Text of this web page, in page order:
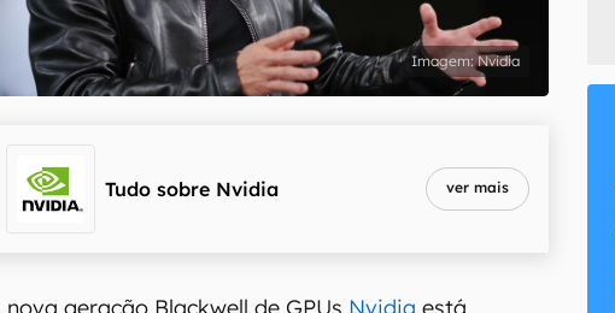
Nvidia
Tudo sobre Nvidia ver mais
nova geração Blackwell de GPUs Nvidia está